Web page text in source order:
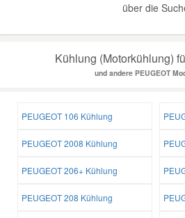
über die
Kühlung (Motorkühlung)
und andere PEUGEOT
PEUGEOT 106 Kühlung
PEUGEOT 2008 Kühlung
PEUGEOT 206+ Kühlung
PEUGEOT 208 Kühlung